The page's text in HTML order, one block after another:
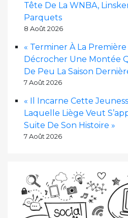
Tête De La WNBA,
Parquets
8 Août 2026
« Terminer À La
Décrocher Une Montée
De Peu La Saison
7 Août 2026
« Il Incarne Cette
Laquelle Liège Veut
Suite De Son Histoire »
7 Août 2026